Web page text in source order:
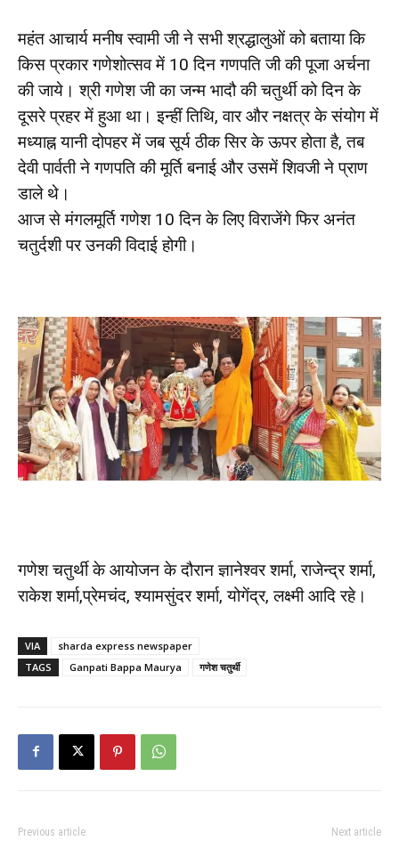
महंत आचार्य मनीष स्वामी जी ने सभी श्रद्धालुओं को बताया कि
किस प्रकार गणेशोत्सव में 10 दिन गणपति जी की पूजा अर्चना
की जाये। श्री गणेश जी का जन्म भादौ की चतुर्थी को दिन के
दूसरे प्रहर में हुआ था। इन्हीं तिथि, वार और नक्षत्र के संयोग में
मध्याह्न यानी दोपहर में जब सूर्य ठीक सिर के ऊपर होता है, तब
देवी पार्वती ने गणपति की मूर्ति बनाई और उसमें शिवजी ने प्राण
डाले थे।
आज से मंगलमूर्ति गणेश 10 दिन के लिए विराजेंगे फिर अनंत
चतुर्दशी पर उनकी विदाई होगी।
गणेश चतुर्थी के आयोजन के दौरान ज्ञानेश्वर शर्मा, राजेन्द्र शर्मा,
राकेश शर्मा,प्रेमचंद, श्यामसुंदर शर्मा, योगेंद्र, लक्ष्मी आदि रहे।
VIA
sharda express newspaper
TAGS
Ganpati Bappa Maurya गणेश चतुर्थी
Previous article Next article